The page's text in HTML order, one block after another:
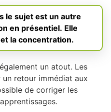
le sujet est un autre
en présentiel. Elle
la concentration.
un atout. Les
retour immédiat aux
de corriger les